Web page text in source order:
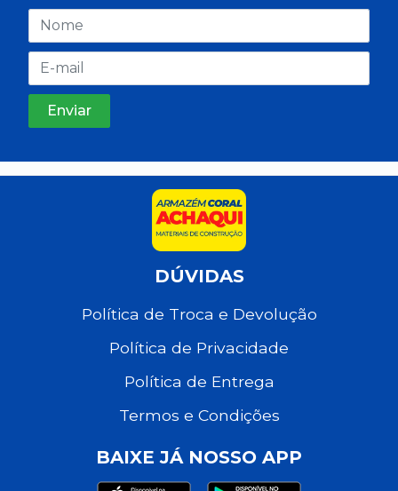
DÚVIDAS
Política de Troca e Devolução
Política de Privacidade
Política de Entrega
Termos e Condições
BAIXE JÁ NOSSO APP